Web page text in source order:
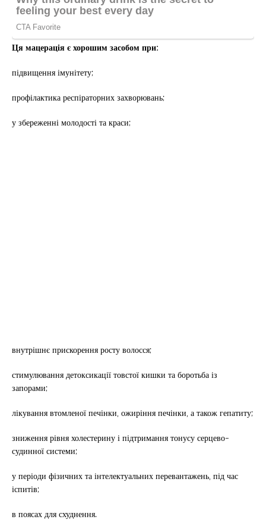
Ця мацерація є хорошим засобом при:
підвищення імунітету;
профілактика респіраторних захворювань;
у збереженні молодості та краси;
внутрішнє прискорення росту волосся;
стимулювання детоксикації товстої кишки та боротьба із
запорами;
лікування втомленої печінки, ожиріння печінки, а також гепатиту;
зниження рівня холестерину і підтримання тонусу серцево-
судинної системи;
у періоди фізичних та інтелектуальних перевантажень, під час
іспитів;
в поясах для схуднення.